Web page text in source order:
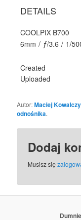
DETAILS
COOLPIX B700
6mm / ƒ/3.6 / 1/
Created
Uploaded
Autor:Maciej
odnośnika.
Dodaj
Musisz się